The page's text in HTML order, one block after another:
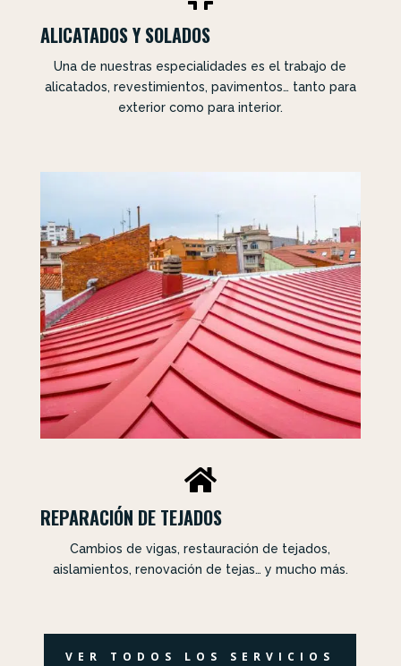
ALICATADOS Y SOLADOS
Una de nuestras especialidades es el trabajo de
alicatados, revestimientos, pavimentos… tanto para
exterior como para interior.

REPARACIÓN DE TEJADOS
Cambios de vigas, restauración de tejados,
aislamientos, renovación de tejas… y mucho más.
VER TODOS LOS SERVICIOS